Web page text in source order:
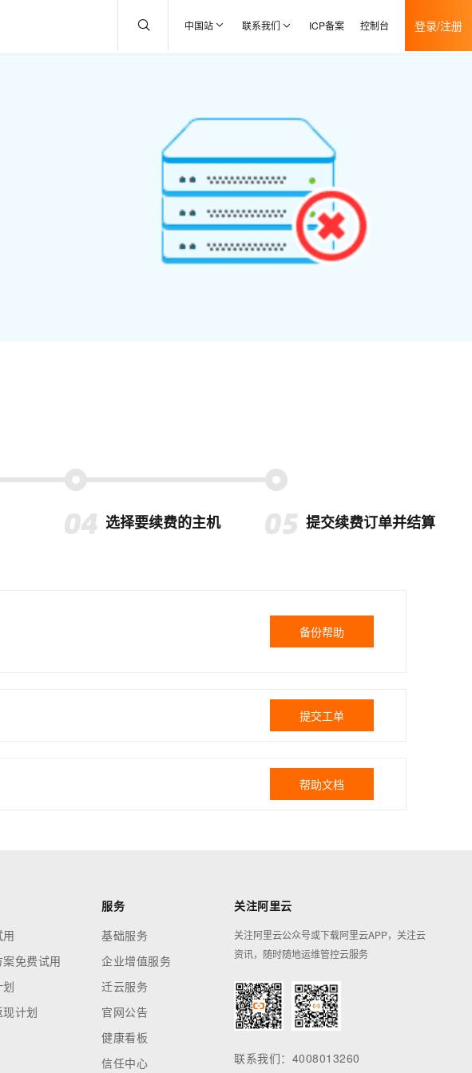
中国站 联系我们 ICP备案 控制台 登录/注册
选择要续费的主机 提交续费订单并结算
备份帮助
提交工单
帮助文档